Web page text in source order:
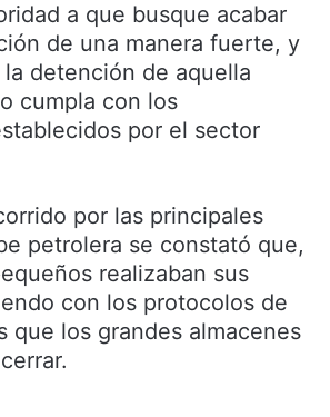
a que busque acabar
de una manera fuerte, y
detención de aquella
cumpla con los
por el sector
por las principales
petrolera se constató que,
realizaban sus
con los protocolos de
que los grandes almacenes